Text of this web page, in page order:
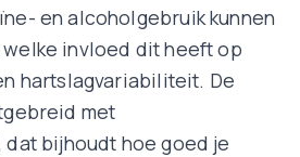
en alcoholgebruik kunnen
invloed dit heeft op
hartslagvariabiliteit. De
met
dat bijhoudt hoe goed je